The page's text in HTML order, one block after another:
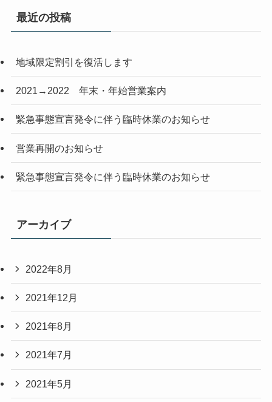
最近の投稿
地域限定割引を復活します
2021→2022 年末・年始営業案内
緊急事態宣言発令に伴う臨時休業のお知らせ
営業再開のお知らせ
緊急事態宣言発令に伴う臨時休業のお知らせ
アーカイブ
2022年8月
2021年12月
2021年8月
2021年7月
2021年5月